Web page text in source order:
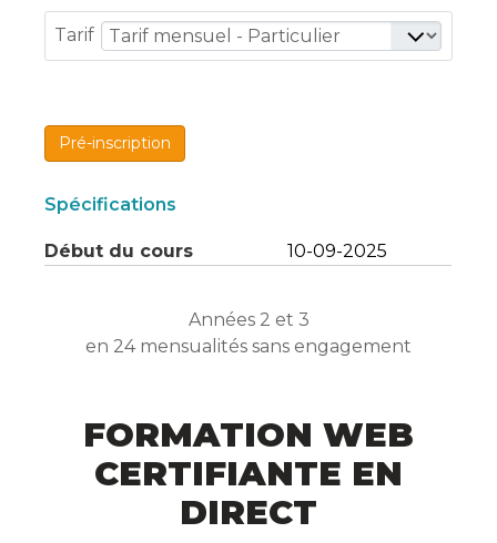
Tarif
Pré-inscription
Spécifications
Début du cours 10-09-2025
Années 2 et 3
en 24 mensualités sans engagement
FORMATION WEB
CERTIFIANTE EN
DIRECT